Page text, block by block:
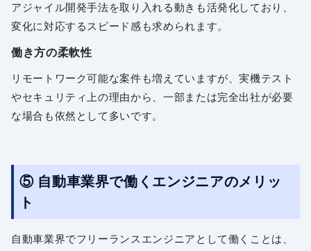
アジャイル開発手法を取り入れる動きも活発化しており、
変化に対応するスピード感も求められます。
働き方の柔軟性
リモートワーク可能な案件も増えていますが、実機テスト
やセキュリティ上の理由から、一部または完全出社が必要
な場合も依然として多いです。
⑤ 自動車業界で働くエンジニアのメリッ
ト
自動車業界でフリーランスエンジニアとして働くことは、